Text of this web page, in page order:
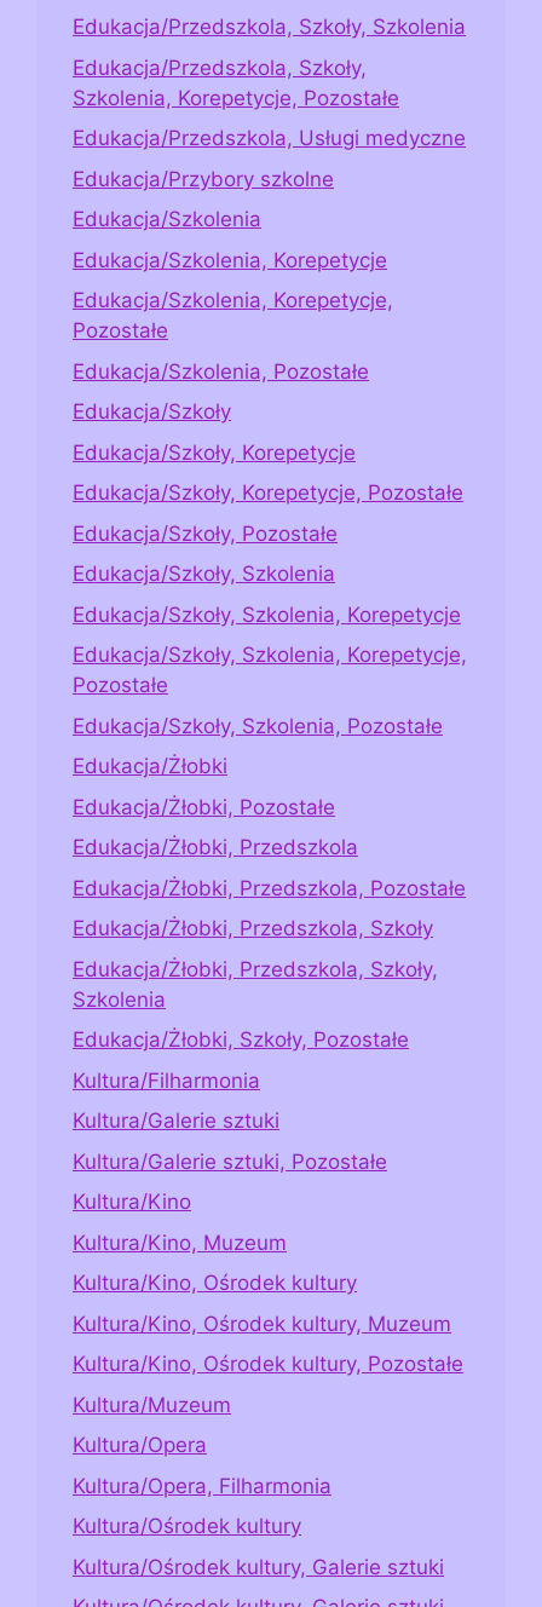
Edukacja/Przedszkola, Szkoły, Szkolenia
Edukacja/Przedszkola, Szkoły,
Szkolenia, Korepetycje, Pozostałe
Edukacja/Przedszkola, Usługi medyczne
Edukacja/Przybory szkolne
Edukacja/Szkolenia
Edukacja/Szkolenia, Korepetycje
Edukacja/Szkolenia, Korepetycje,
Pozostałe
Edukacja/Szkolenia, Pozostałe
Edukacja/Szkoły
Edukacja/Szkoły, Korepetycje
Edukacja/Szkoły, Korepetycje, Pozostałe
Edukacja/Szkoły, Pozostałe
Edukacja/Szkoły, Szkolenia
Edukacja/Szkoły, Szkolenia, Korepetycje
Edukacja/Szkoły, Szkolenia, Korepetycje,
Pozostałe
Edukacja/Szkoły, Szkolenia, Pozostałe
Edukacja/Żłobki
Edukacja/Żłobki, Pozostałe
Edukacja/Żłobki, Przedszkola
Edukacja/Żłobki, Przedszkola, Pozostałe
Edukacja/Żłobki, Przedszkola, Szkoły
Edukacja/Żłobki, Przedszkola, Szkoły,
Szkolenia
Edukacja/Żłobki, Szkoły, Pozostałe
Kultura/Filharmonia
Kultura/Galerie sztuki
Kultura/Galerie sztuki, Pozostałe
Kultura/Kino
Kultura/Kino, Muzeum
Kultura/Kino, Ośrodek kultury
Kultura/Kino, Ośrodek kultury, Muzeum
Kultura/Kino, Ośrodek kultury, Pozostałe
Kultura/Muzeum
Kultura/Opera
Kultura/Opera, Filharmonia
Kultura/Ośrodek kultury
Kultura/Ośrodek kultury, Galerie sztuki